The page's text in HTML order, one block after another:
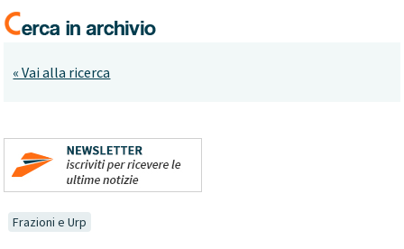
« Vai alla ricerca
Frazioni e Urp